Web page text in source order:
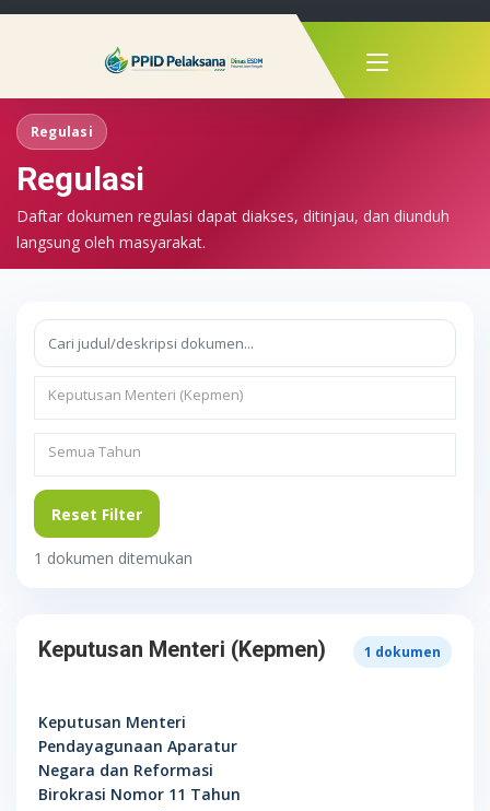
Regulasi
Regulasi
Daftar dokumen regulasi dapat diakses, ditinjau, dan diunduh
langsung oleh masyarakat.
Keputusan Menteri (Kepmen)
Semua Tahun
Reset Filter
1 dokumen ditemukan
Keputusan Menteri (Kepmen) 1 dokumen
Keputusan Menteri
Pendayagunaan Aparatur
Negara dan Reformasi
Birokrasi Nomor 11 Tahun